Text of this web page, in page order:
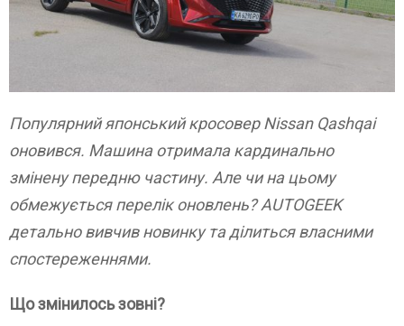
Популярний японський кросовер Nissan Qashqai
оновився. Машина отримала кардинально
змінену передню частину. Але чи на цьому
обмежується перелік оновлень? AUTOGEEK
детально вивчив новинку та ділиться власними
спостереженнями.
Що змінилось зовні?